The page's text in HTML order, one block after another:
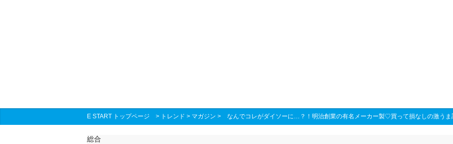
E START トップページ > トレンド > マガジン > なんでコレがダイソーに…？！明治創業の有名メーカー製♡買って損なしの激うま
総合